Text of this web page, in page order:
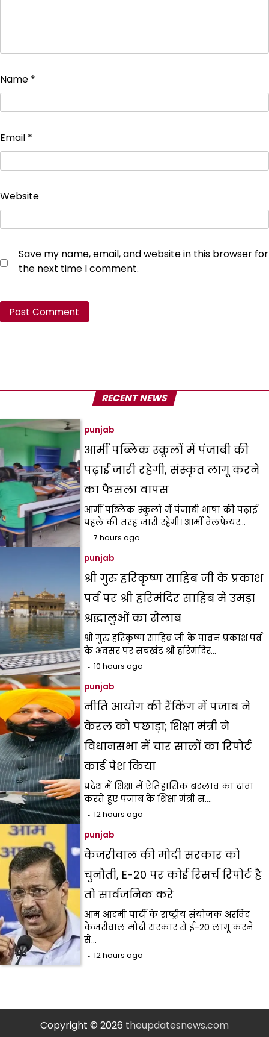
Name *
Email *
Website
Save my name, email, and website in this browser for
the next time I comment.
RECENT NEWS
punjab
आर्मी पब्लिक स्कूलों में पंजाबी की
पढ़ाई जारी रहेगी, संस्कृत लागू करने
का फैसला वापस
आर्मी पब्लिक स्कूलों में पंजाबी भाषा की पढ़ाई
पहले की तरह जारी रहेगी। आर्मी वेलफेयर…
7 hours ago
punjab
श्री गुरु हरिकृष्ण साहिब जी के प्रकाश
पर्व पर श्री हरिमंदिर साहिब में उमड़ा
श्रद्धालुओं का सैलाब
श्री गुरु हरिकृष्ण साहिब जी के पावन प्रकाश पर्व
के अवसर पर सचखंड श्री हरिमंदिर…
10 hours ago
punjab
नीति आयोग की रैंकिंग में पंजाब ने
केरल को पछाड़ा; शिक्षा मंत्री ने
विधानसभा में चार सालों का रिपोर्ट
कार्ड पेश किया
प्रदेश में शिक्षा में ऐतिहासिक बदलाव का दावा
करते हुए पंजाब के शिक्षा मंत्री स.…
12 hours ago
punjab
केजरीवाल की मोदी सरकार को
चुनौती, E-20 पर कोई रिसर्च रिपोर्ट है
तो सार्वजनिक करे
आम आदमी पार्टी के राष्ट्रीय संयोजक अरविंद
केजरीवाल मोदी सरकार से ई-20 लागू करने
से…
12 hours ago
Copyright © 2026 theupdatesnews.com